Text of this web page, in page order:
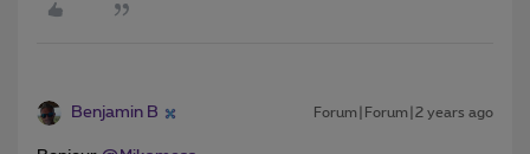
Benjamin B Forum|Forum|2 years ago